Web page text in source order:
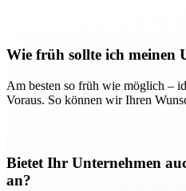
Wie früh sollte ich meinen
Am besten so früh wie möglich –
Voraus. So können wir Ihren
Bietet Ihr Unternehmen
an?